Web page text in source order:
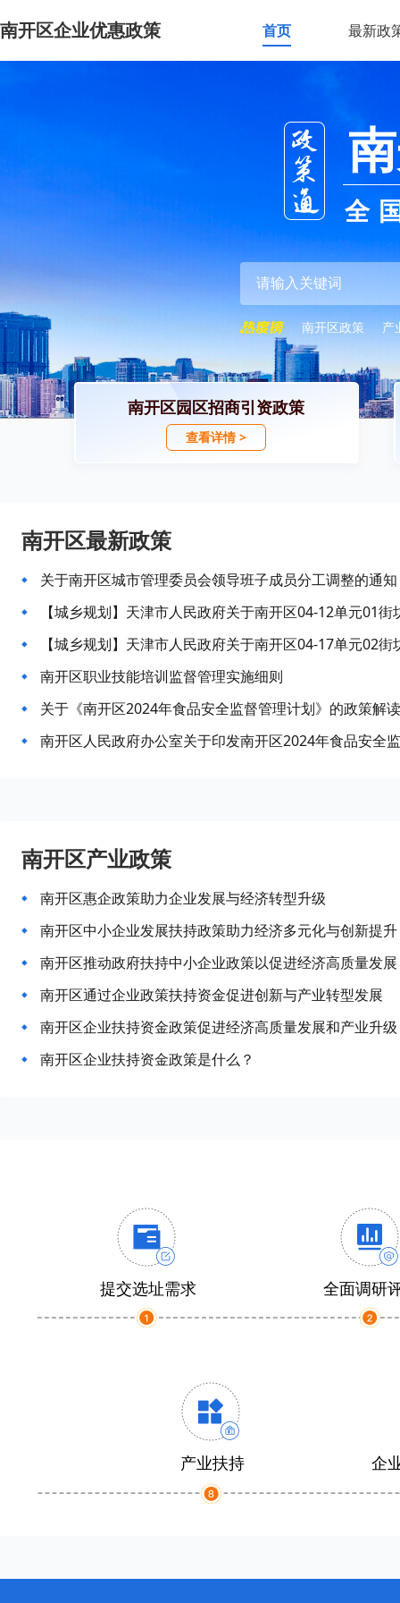
南开区企业优惠政策 首页 最新政
全
南开区政策 产
南开区园区招商引资政策
查看详情 >
南开区最新政策
关于南开区城市管理委员会领导班子成员分工调整的通知
南开区职业技能培训监督管理实施细则
关于《南开区2024年食品安全监督管理计划》的政策解读
南开区人民政府办公室关于印发南开区2024年食品安全
南开区产业政策
南开区惠企政策助力企业发展与经济转型升级
南开区中小企业发展扶持政策助力经济多元化与创新提升
南开区推动政府扶持中小企业政策以促进经济高质量发展
南开区通过企业政策扶持资金促进创新与产业转型发展
南开区企业扶持资金政策促进经济高质量发展和产业升级
南开区企业扶持资金政策是什么？
提交选址需求 全面调研
产业扶持 企